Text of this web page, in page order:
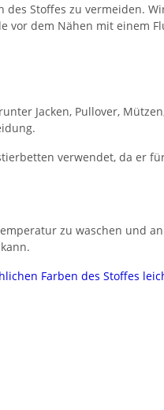
Stoffes zu vermeiden.
vor dem Nähen mit einem
Jacken, Pullover,
verwendet, da er
zu waschen und
Farben des Stoffes